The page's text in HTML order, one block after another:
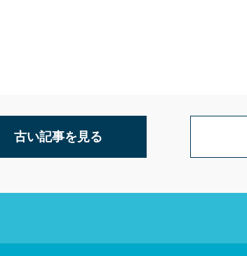
古い記事を見る